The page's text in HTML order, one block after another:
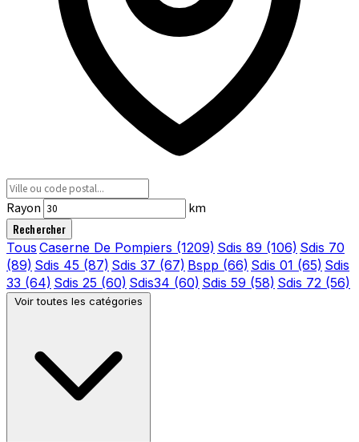
Rayon km
Rechercher
Tous Caserne De Pompiers (1209) Sdis 89 (106) Sdis 70
(89) Sdis 45 (87) Sdis 37 (67) Bspp (66) Sdis 01 (65) Sdis
33 (64) Sdis 25 (60) Sdis34 (60) Sdis 59 (58) Sdis 72 (56)
Voir toutes les catégories